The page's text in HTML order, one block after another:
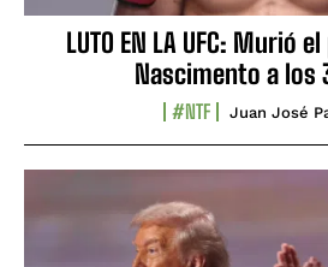
LUTO EN LA UFC: Murió
Nascimento a los
#NTF Juan José